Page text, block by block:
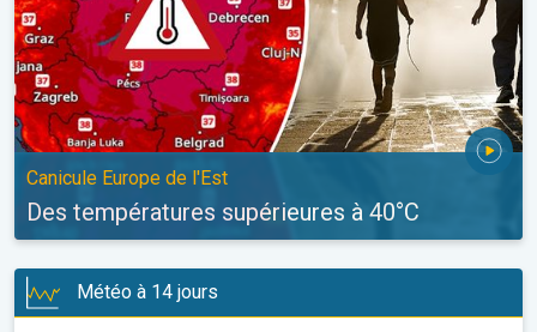
Canicule Europe de l'Est
Des températures supérieures à 40°C
Météo à 14 jours